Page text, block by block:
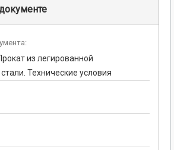
из легированной
Технические условия